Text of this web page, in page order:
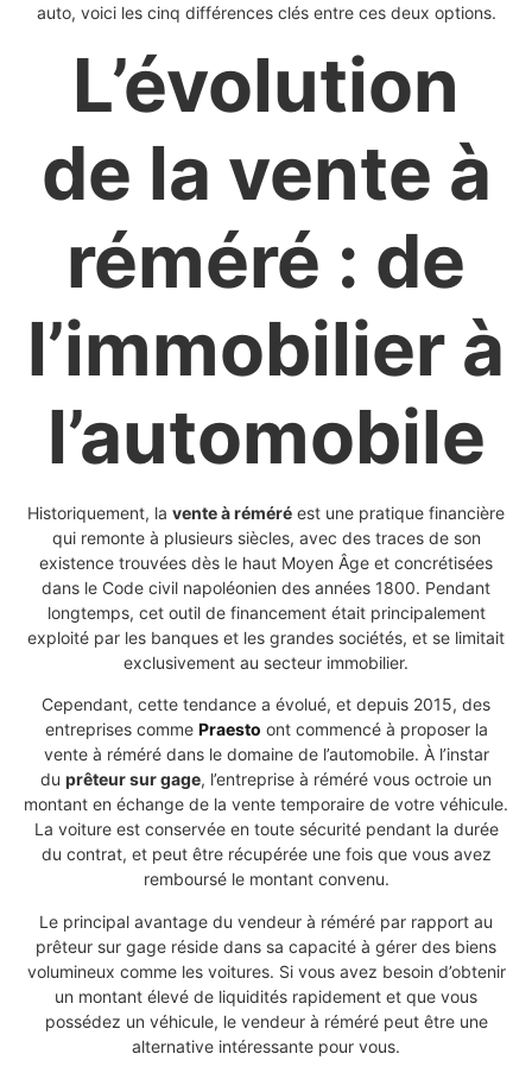
auto, voici les cinq différences clés entre ces deux options.
L’évolution
de la vente à
réméré : de
l’immobilier à
l’automobile
Historiquement, la vente à réméré est une pratique financière
qui remonte à plusieurs siècles, avec des traces de son
existence trouvées dès le haut Moyen Âge et concrétisées
dans le Code civil napoléonien des années 1800. Pendant
longtemps, cet outil de financement était principalement
exploité par les banques et les grandes sociétés, et se limitait
exclusivement au secteur immobilier.
Cependant, cette tendance a évolué, et depuis 2015, des
entreprises comme Praesto ont commencé à proposer la
vente à réméré dans le domaine de l’automobile. À l’instar
du prêteur sur gage, l’entreprise à réméré vous octroie un
montant en échange de la vente temporaire de votre véhicule.
La voiture est conservée en toute sécurité pendant la durée
du contrat, et peut être récupérée une fois que vous avez
remboursé le montant convenu.
Le principal avantage du vendeur à réméré par rapport au
prêteur sur gage réside dans sa capacité à gérer des biens
volumineux comme les voitures. Si vous avez besoin d’obtenir
un montant élevé de liquidités rapidement et que vous
possédez un véhicule, le vendeur à réméré peut être une
alternative intéressante pour vous.